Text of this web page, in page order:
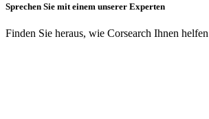
Sprechen Sie mit einem unserer Experten
Finden Sie heraus, wie Corsearch Ihnen